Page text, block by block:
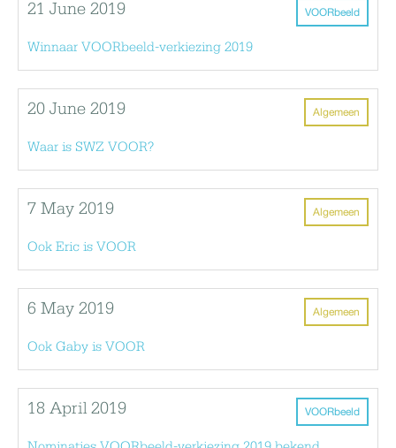
VOORbeeld
21 June 2019
Winnaar VOORbeeld-verkiezing 2019
Algemeen
20 June 2019
Waar is SWZ VOOR?
Algemeen
7 May 2019
Ook Eric is VOOR
Algemeen
6 May 2019
Ook Gaby is VOOR
VOORbeeld
18 April 2019